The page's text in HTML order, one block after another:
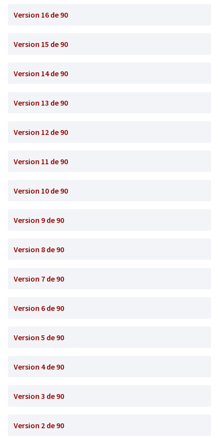
Version 16 de 90
Version 15 de 90
Version 14 de 90
Version 13 de 90
Version 12 de 90
Version 11 de 90
Version 10 de 90
Version 9 de 90
Version 8 de 90
Version 7 de 90
Version 6 de 90
Version 5 de 90
Version 4 de 90
Version 3 de 90
Version 2 de 90